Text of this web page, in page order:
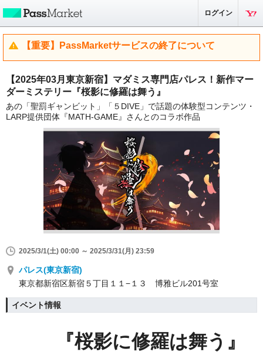
ログイン
【重要】PassMarketサービスの終了について
【2025年03月東京新宿】マダミス専門店パレス！新作マー
ダーミステリー『桜影に修羅は舞う』
あの「聖罰ギャンビット」「５DIVE」で話題の体験型コンテンツ・
LARP提供団体『MATH-GAME』さんとのコラボ作品
2025/3/1(土) 00:00 ～ 2025/3/31(月) 23:59
パレス(東京新宿)
東京都新宿区新宿５丁目１１−１３ 博雅ビル201号室
イベント情報
『桜影に修羅は舞う』